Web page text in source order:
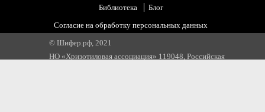
Библиотека
Блог
Согласие на обработку персональных данных
© Шифер.рф, 2021
НО «Хризотиловая ассоциация» 119048, Российская